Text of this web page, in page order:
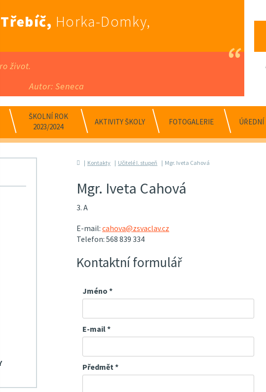
Horka-Domky,
život.
Autor: Seneca
ŠKOLNÍ ROK
2023/2024
AKTIVITY ŠKOLY FOTOGALERIE ÚŘEDNÍ
Kontakty Učitelé I. stupeň Mgr. Iveta Cahová
Mgr. Iveta Cahová
3. A
E-mail: cahova@zsvaclav.cz
Telefon: 568 839 334
Kontaktní formulář
Jméno *
E-mail*
Předmět*